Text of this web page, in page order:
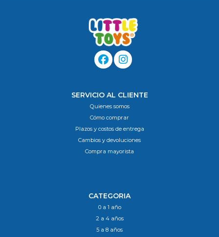
SERVICIO AL CLIENTE
Quienes somos
Cómo comprar
Plazos y costos de entrega
Cambios y devoluciones
Compra mayorista
CATEGORIA
0 a 1 año
2 a 4 años
5 a 8 años